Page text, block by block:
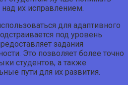
их исправлением.
для адаптивного
под уровень
задания
Это позволяет более точно
студентов, а также
пути для их развития.